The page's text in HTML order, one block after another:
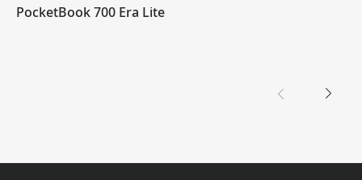
PocketBook 700 Era Lite